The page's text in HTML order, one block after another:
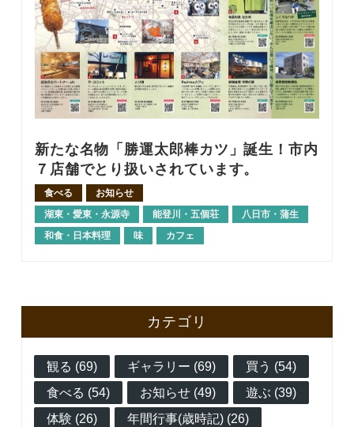
新たな名物「勝運太郎棒カツ」誕生！市内
７店舗でとり扱いされています。
食べる
お知らせ
湖東・愛東・永源寺
能登川・五個荘
八日市・蒲生
和食・日本料理
味 カフェ
カテゴリ
観る (69) ギャラリー (69)
買う (54)
食べる (54)
お知らせ (49)
遊ぶ (39)
体験 (26)
年間行事(歳時記) (26)